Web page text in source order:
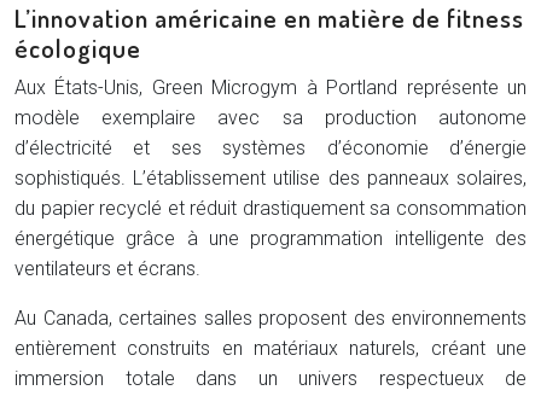
L’innovation américaine en matière de fitness
écologique
Aux États-Unis, Green Microgym à Portland représente un
modèle exemplaire avec sa production autonome
d’électricité et ses systèmes d’économie d’énergie
sophistiqués. L’établissement utilise des panneaux solaires,
du papier recyclé et réduit drastiquement sa consommation
énergétique grâce à une programmation intelligente des
ventilateurs et écrans.
Au Canada, certaines salles proposent des environnements
entièrement construits en matériaux naturels, créant une
immersion totale dans un univers respectueux de